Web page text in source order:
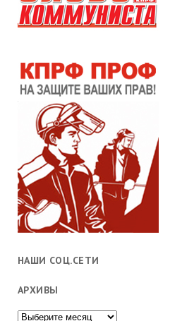
НАШИ СОЦ.СЕТИ
АРХИВЫ
Архивы